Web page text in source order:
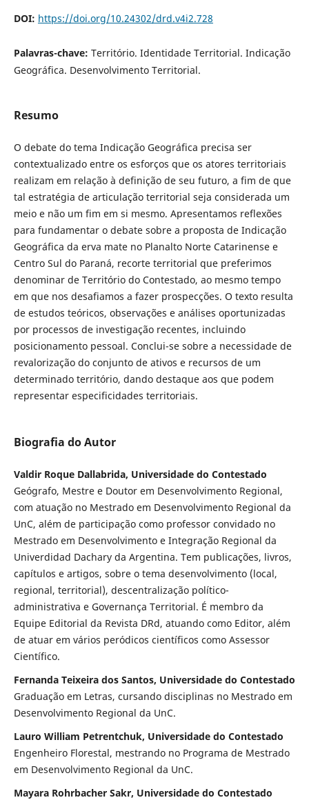
DOI: https://doi.org/10.24302/drd.v4i2.728
Palavras-chave: Território. Identidade Territorial. Indicação
Geográfica. Desenvolvimento Territorial.
Resumo
O debate do tema Indicação Geográfica precisa ser
contextualizado entre os esforços que os atores territoriais
realizam em relação à definição de seu futuro, a fim de que
tal estratégia de articulação territorial seja considerada um
meio e não um fim em si mesmo. Apresentamos reflexões
para fundamentar o debate sobre a proposta de Indicação
Geográfica da erva mate no Planalto Norte Catarinense e
Centro Sul do Paraná, recorte territorial que preferimos
denominar de Território do Contestado, ao mesmo tempo
em que nos desafiamos a fazer prospecções. O texto resulta
de estudos teóricos, observações e análises oportunizadas
por processos de investigação recentes, incluindo
posicionamento pessoal. Conclui-se sobre a necessidade de
revalorização do conjunto de ativos e recursos de um
determinado território, dando destaque aos que podem
representar especificidades territoriais.
Biografia do Autor
Valdir Roque Dallabrida, Universidade do Contestado
Geógrafo, Mestre e Doutor em Desenvolvimento Regional,
com atuação no Mestrado em Desenvolvimento Regional da
UnC, além de participação como professor convidado no
Mestrado em Desenvolvimento e Integração Regional da
Univerdidad Dachary da Argentina. Tem publicações, livros,
capítulos e artigos, sobre o tema desenvolvimento (local,
regional, territorial), descentralização político-
administrativa e Governança Territorial. É membro da
Equipe Editorial da Revista DRd, atuando como Editor, além
de atuar em vários peródicos científicos como Assessor
Científico.
Fernanda Teixeira dos Santos, Universidade do Contestado
Graduação em Letras, cursando disciplinas no Mestrado em
Desenvolvimento Regional da UnC.
Lauro William Petrentchuk, Universidade do Contestado
Engenheiro Florestal, mestrando no Programa de Mestrado
em Desenvolvimento Regional da UnC.
Mayara Rohrbacher Sakr, Universidade do Contestado